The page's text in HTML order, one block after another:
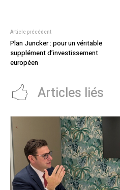
Article précédent
Plan Juncker : pour un véritable
supplément d’investissement
européen
Articles liés